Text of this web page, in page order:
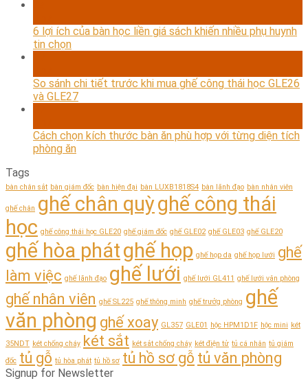
6 lợi ích của bàn học liền giá sách khiến nhiều phụ huynh
tin chọn
So sánh chi tiết trước khi mua ghế công thái học GLE26
và GLE27
Cách chọn kích thước bàn ăn phù hợp với từng diện tích
phòng ăn
Tags
bàn chân sắt bàn giám đốc bàn hiện đại bàn LUXB1818S4 bàn lãnh đạo bàn nhân viên
ghế chân ghế chân quỳghế công thái
học ghế công thái học GLE20 ghế giám đốc ghế GLE02 ghế GLE03 ghế GLE20
ghế hòa phátghế họp ghế họp da ghế họp lưới ghế
làm việc ghế lãnh đạo ghế lưới ghế lưới GL411 ghế lưới văn phòng
ghế nhân viên ghế SL225 ghế thông minh ghế trưởg phòng ghế
văn phòng ghế xoay GL357 GLE01 hộc HPM1D1F hộc mini két
35NDT két chống cháy két sắt két sắt chống cháy két điện tử tủ cá nhân tủ giám
đốc tủ gỗ tủ hòa phát tủ hồ sơ tủ hồ sơ gỗ tủ văn phòng
Signup for Newsletter